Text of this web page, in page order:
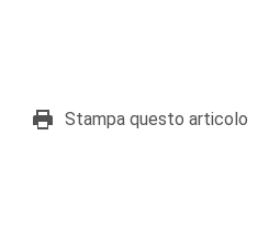
Stampa questo articolo